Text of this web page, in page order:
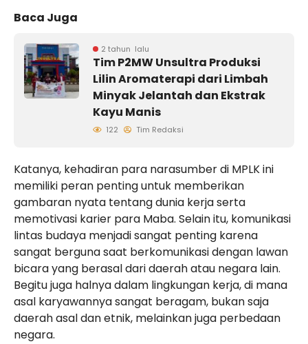
Baca Juga
2 tahun lalu
Tim P2MW Unsultra Produksi
Lilin Aromaterapi dari Limbah
Minyak Jelantah dan Ekstrak
Kayu Manis
122 Tim Redaksi
Katanya, kehadiran para narasumber di MPLK ini
memiliki peran penting untuk memberikan
gambaran nyata tentang dunia kerja serta
memotivasi karier para Maba. Selain itu, komunikasi
lintas budaya menjadi sangat penting karena
sangat berguna saat berkomunikasi dengan lawan
bicara yang berasal dari daerah atau negara lain.
Begitu juga halnya dalam lingkungan kerja, di mana
asal karyawannya sangat beragam, bukan saja
daerah asal dan etnik, melainkan juga perbedaan
negara.